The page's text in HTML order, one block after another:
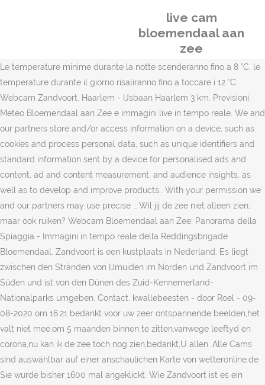
live cam
bloemendaal aan
zee
Le temperature minime durante la notte scenderanno fino a 8 °C, le
temperature durante il giorno risaliranno fino a toccare i 12 °C.
Webcam Zandvoort. Haarlem - IJsbaan Haarlem 3 km. Previsioni
Meteo Bloemendaal aan Zee e immagini live in tempo reale. We and
our partners store and/or access information on a device, such as
cookies and process personal data, such as unique identifiers and
standard information sent by a device for personalised ads and
content, ad and content measurement, and audience insights, as
well as to develop and improve products.. With your permission we
and our partners may use precise … Wil jij de zee niet alleen zien,
maar ook ruiken? Webcam Bloemendaal aan Zee: Panorama della
Spiaggia - Immagini in tempo reale della Reddingsbrigade
Bloemendaal. Zandvoort is een kustplaats in Nederland. Es liegt
zwischen den Stränden von IJmuiden im Norden und Zandvoort im
Süden und ist von den Dünen des Zuid-Kennemerland-
Nationalparks umgeben. Contact. kwallebeesten - door Roel - 09-
08-2020 om 16:21 bedankt voor uw zeer ontspannende beelden,het
valt niet mee,om 5 maanden binnen te zitten,vanwege leeftyd en
corona,nu kan ik de zee toch nog zien,bedankt,U allen. Alle Cams
sind auswählbar auf einer anschaulichen Karte von wetteronline.de
Sie wurde bisher 1600 mal angeklickt. Wie Zandvoort ist es ein